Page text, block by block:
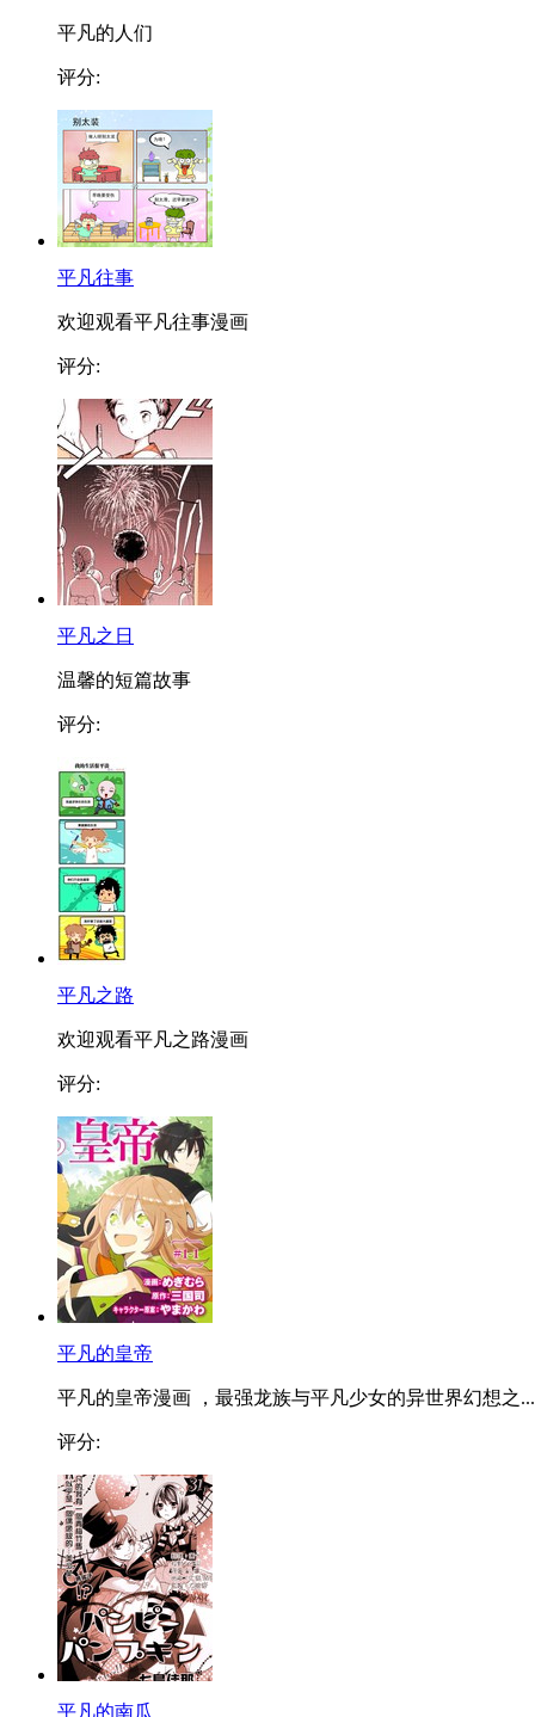
平凡的人们
评分:
平凡往事
欢迎观看平凡往事漫画
评分:
平凡之日
温馨的短篇故事
评分:
平凡之路
欢迎观看平凡之路漫画
评分:
平凡的皇帝
平凡的皇帝漫画 ，最强龙族与平凡少女的异世界幻想之...
评分:
平凡的南瓜